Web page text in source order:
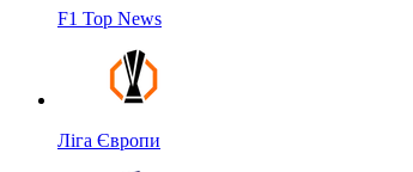
F1 Top News
Ліга Європи